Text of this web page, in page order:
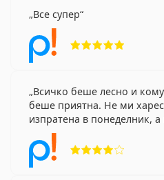
Все супер
Всичко беше лесно и
беше приятна. Не ми
изпратена в понеделник, а